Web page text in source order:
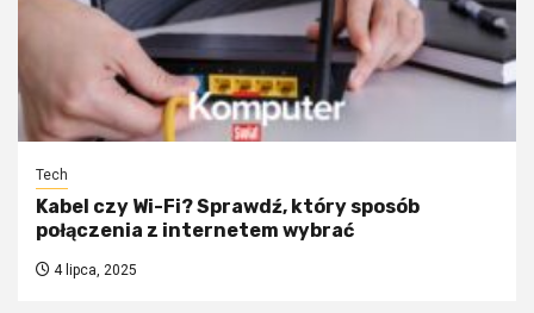
Tech
Kabel czy Wi-Fi? Sprawdź, który sposób
połączenia z internetem wybrać
4 lipca, 2025